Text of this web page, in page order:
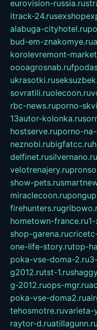
eurovision-russia.ru
itrack-24.ru
alabuga-cityhotel.ru
bud-em-znakomye.ru
korolevremont-
oooagrosnab.ru
ukrasotki.ru
sovratili.ruolecoon.ru
rbc-news.ruporno-
13autor-kolonka.ru
hostserve.ruporno-
neznobi.rubigfatcc.ru
delfinet.rusilvernano.ru
velotrenajery.ru
show-pets.ru
miraclecoon.ru
firehunters.ru
hometown-france.ru
shop-garena.ru
one-life-story.rutop-
poka-vse-doma-2.ru
g2012.rutst-1.ru
g-2012.ruops-mgr.ru
poka-vse-doma2.ru
tehosmotre.ruvarieta-
raytor-d.ruatillagunn.ru